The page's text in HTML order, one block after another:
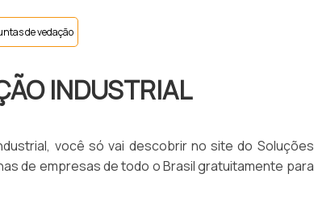
de vedação
INDUSTRIAL
você só vai descobrir no site do Soluções
de empresas de todo o Brasil gratuitamente para